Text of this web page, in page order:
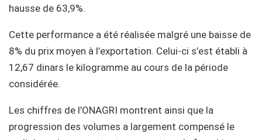
hausse de 63,9%.
Cette performance a été réalisée malgré une baisse de
8% du prix moyen à l’exportation. Celui-ci s’est établi à
12,67 dinars le kilogramme au cours de la période
considérée.
Les chiffres de l’ONAGRI montrent ainsi que la
progression des volumes a largement compensé le